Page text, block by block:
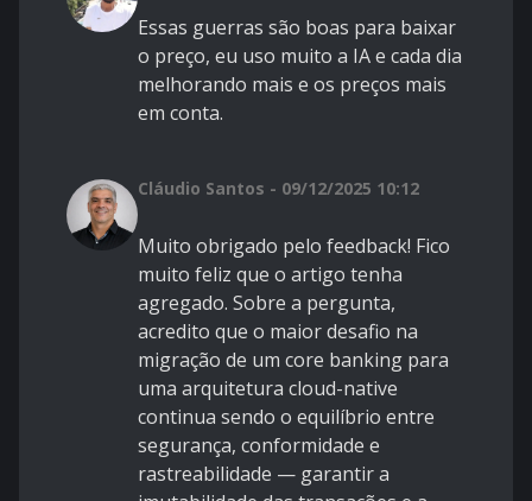
Essas guerras são boas para baixar
o preço, eu uso muito a IA e cada dia
melhorando mais e os preços mais
em conta.
Cláudio Santos - 09/12/2025 10:12
Muito obrigado pelo feedback! Fico
muito feliz que o artigo tenha
agregado. Sobre a pergunta,
acredito que o maior desafio na
migração de um core banking para
uma arquitetura cloud-native
continua sendo o equilíbrio entre
segurança, conformidade e
rastreabilidade — garantir a